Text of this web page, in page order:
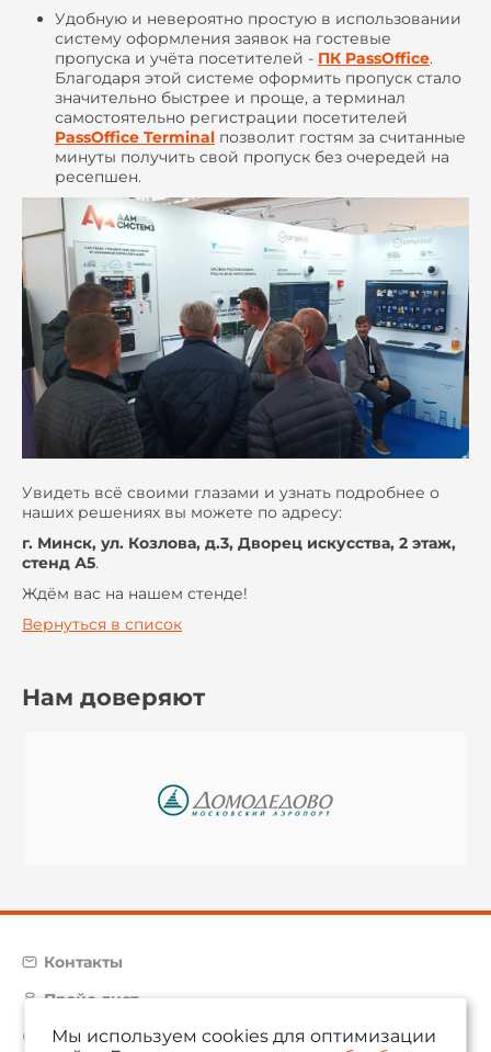
Удобную и невероятно простую в использовании
систему оформления заявок на гостевые
пропуска и учёта посетителей - ПК PassOffice.
Благодаря этой системе оформить пропуск стало
значительно быстрее и проще, а терминал
самостоятельно регистрации посетителей
PassOffice Terminal позволит гостям за считанные
минуты получить свой пропуск без очередей на
ресепшен.
Увидеть всё своими глазами и узнать подробнее о
наших решениях вы можете по адресу:
г. Минск, ул. Козлова, д.3, Дворец искусства, 2 этаж,
стенд А5.
Ждём вас на нашем стенде!
Вернуться в список
Нам доверяют
Контакты
Прайс-лист
Карта сайта
Мы используем cookies для оптимизации